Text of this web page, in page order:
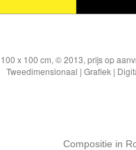
100 x 100 cm, © 2013, prijs op
Tweedimensionaal | Grafiek |
Compositie in